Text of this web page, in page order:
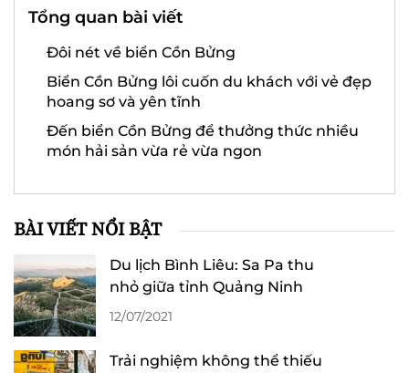
Tổng quan bài viết
Đôi nét về biển Cồn Bửng
Biển Cồn Bửng lôi cuốn du khách với vẻ đẹp
hoang sơ và yên tĩnh
Đến biển Cồn Bửng để thưởng thức nhiều
món hải sản vừa rẻ vừa ngon
BÀI VIẾT NỔI BẬT
Du lịch Bình Liêu: Sa Pa thu
nhỏ giữa tỉnh Quảng Ninh
12/07/2021
Trải nghiệm không thể thiếu